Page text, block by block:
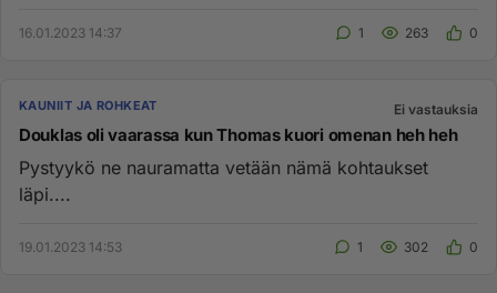
16.01.2023 14:37 1 263 0
KAUNIIT JA ROHKEAT Ei vastauksia
Douklas oli vaarassa kun Thomas kuori omenan heh heh
Pystyykö ne nauramatta vetään nämä kohtaukset
läpi....
19.01.2023 14:53 1 302 0